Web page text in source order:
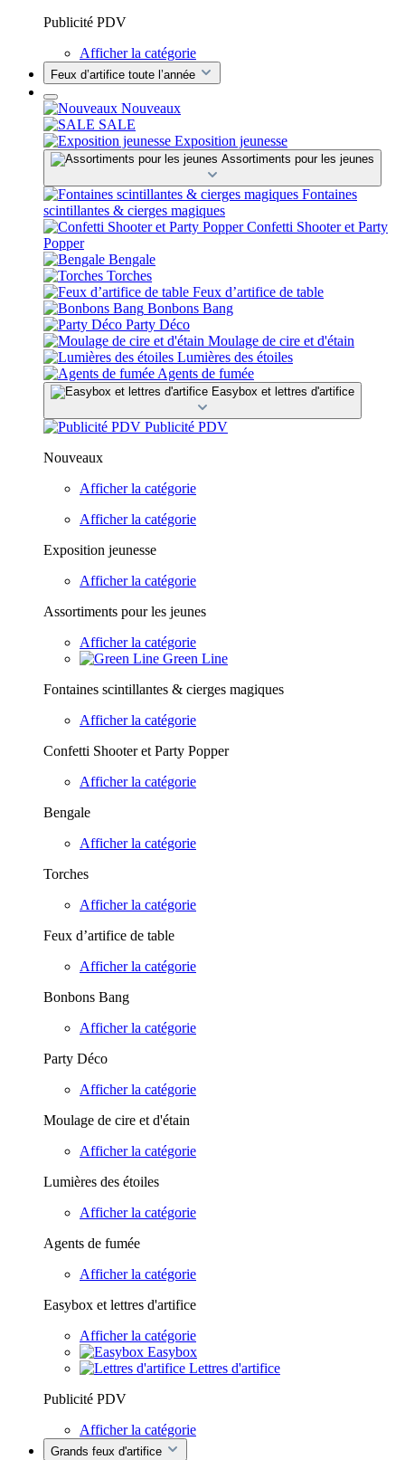
Publicité PDV
Afficher la catégorie
Feux d’artifice toute l’année
Nouveaux
SALE
Exposition jeunesse
Assortiments pour les jeunes
Fontaines
scintillantes & cierges magiques
Confetti Shooter et Party
Popper
Bengale
Torches
Feux d’artifice de table
Bonbons Bang
Party Déco
Moulage de cire et d'étain
Lumières des étoiles
Agents de fumée
Easybox et lettres d'artifice
Publicité PDV
Nouveaux
Afficher la catégorie
Afficher la catégorie
Exposition jeunesse
Afficher la catégorie
Assortiments pour les jeunes
Afficher la catégorie
Green Line
Fontaines scintillantes & cierges magiques
Afficher la catégorie
Confetti Shooter et Party Popper
Afficher la catégorie
Bengale
Afficher la catégorie
Torches
Afficher la catégorie
Feux d’artifice de table
Afficher la catégorie
Bonbons Bang
Afficher la catégorie
Party Déco
Afficher la catégorie
Moulage de cire et d'étain
Afficher la catégorie
Lumières des étoiles
Afficher la catégorie
Agents de fumée
Afficher la catégorie
Easybox et lettres d'artifice
Afficher la catégorie
Easybox
Lettres d'artifice
Publicité PDV
Afficher la catégorie
Grands feux d'artifice